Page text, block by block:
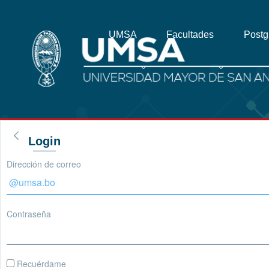
UMSA Facultades
Login
Dirección de correo
Contraseña
Recuérdame